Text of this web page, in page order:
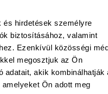
és hirdetések személyre
biztosításához, valamint
Ezenkívül közösségi
megosztjuk az Ön
adatait, akik kombinálhatják
Ön adott meg